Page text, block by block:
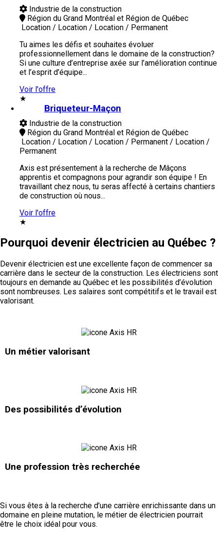
Industrie de la construction
Région du Grand Montréal et Région de Québec
Location / Location / Location / Permanent
Tu aimes les défis et souhaites évoluer
professionnellement dans le domaine de la construction?
Si une culture d’entreprise axée sur l’amélioration continue
et l’esprit d’équipe...
Voir l'offre
★
Briqueteur-Maçon
Industrie de la construction
Région du Grand Montréal et Région de Québec
Location / Location / Location / Permanent / Location /
Permanent
Axis est présentement à la recherche de Mâçons
apprentis et compagnons pour agrandir son équipe ! En
travaillant chez nous, tu seras affecté à certains chantiers
de construction où nous...
Voir l'offre
★
Pourquoi devenir électricien au Québec ?
Devenir électricien est une excellente façon de commencer sa
carrière dans le secteur de la construction. Les électriciens sont
toujours en demande au Québec et les possibilités d’évolution
sont nombreuses. Les salaires sont compétitifs et le travail est
valorisant.
Un métier valorisant
Des possibilités d’évolution
Une profession très recherchée
Si vous êtes à la recherche d’une carrière enrichissante dans un
domaine en pleine mutation, le métier de électricien pourrait
être le choix idéal pour vous.